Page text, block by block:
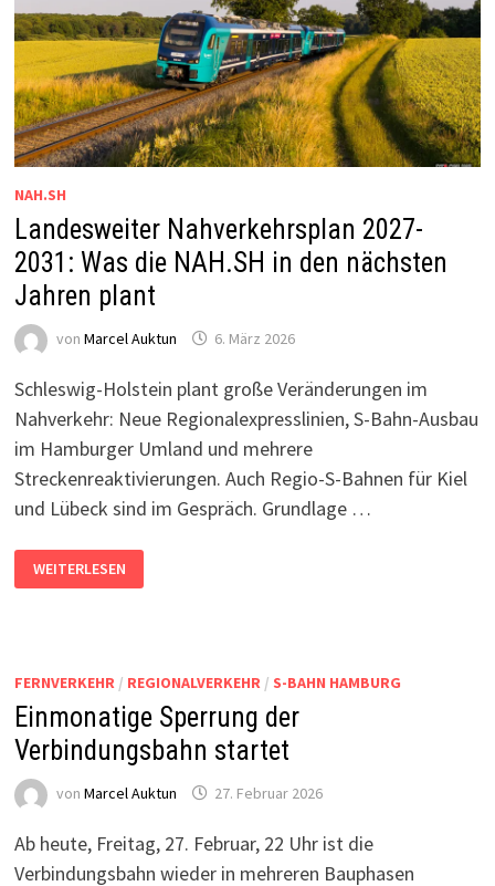
NAH.SH
Landesweiter Nahverkehrsplan 2027-
2031: Was die NAH.SH in den nächsten
Jahren plant
von Marcel Auktun 6. März 2026
Schleswig-Holstein plant große Veränderungen im
Nahverkehr: Neue Regionalexpresslinien, S-Bahn-Ausbau
im Hamburger Umland und mehrere
Streckenreaktivierungen. Auch Regio-S-Bahnen für Kiel
und Lübeck sind im Gespräch. Grundlage …
LANDESWEITER
NAHVERKEHRSPLAN
2027-
DEN
JAHREN
PLANT
WEITERLESEN
FERNVERKEHR/ REGIONALVERKEHR/ S-BAHN HAMBURG
Einmonatige Sperrung der
Verbindungsbahn startet
von Marcel Auktun 27. Februar 2026
Ab heute, Freitag, 27. Februar, 22 Uhr ist die
Verbindungsbahn wieder in mehreren Bauphasen